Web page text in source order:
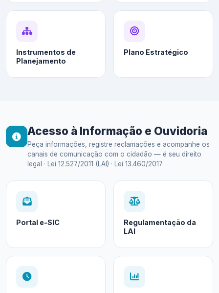
Instrumentos de
Planejamento
Plano Estratégico
Acesso à Informação e Ouvidoria
Peça informações, registre reclamações e acompanhe os
canais de comunicação com o cidadão — é seu direito
legal · Lei 12.527/2011 (LAI) · Lei 13.460/2017
Portal e-SIC
Regulamentação da
LAI